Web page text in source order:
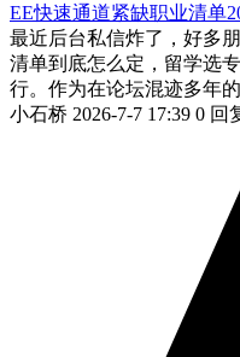
EE快速通道紧缺职业清单
最近后台私信炸了，好多
清单到底怎么定，留学选
行。作为在论坛混迹多年
小石桥 2026-7-7 17:39 0 回